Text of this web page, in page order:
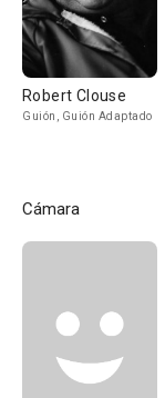
Robert Clouse
Guión, Guión Adaptado
Cámara